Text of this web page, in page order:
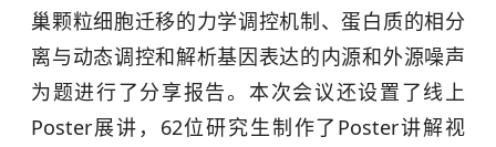
巢颗粒细胞迁移的力学调控机制、蛋白质的相分
离与动态调控和解析基因表达的内源和外源噪声
为题进行了分享报告。本次会议还设置了线上
Poster展讲，62位研究生制作了Poster讲解视